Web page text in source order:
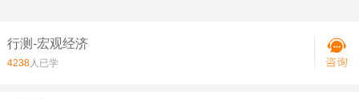
行测-宏观经济
4238人已学